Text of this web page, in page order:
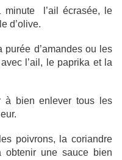
minute l’ail écrasée, le
d’olive.
purée d’amandes ou les
l’ail, le paprika et la
à bien enlever tous les
poivrons, la coriandre
obtenir une sauce bien